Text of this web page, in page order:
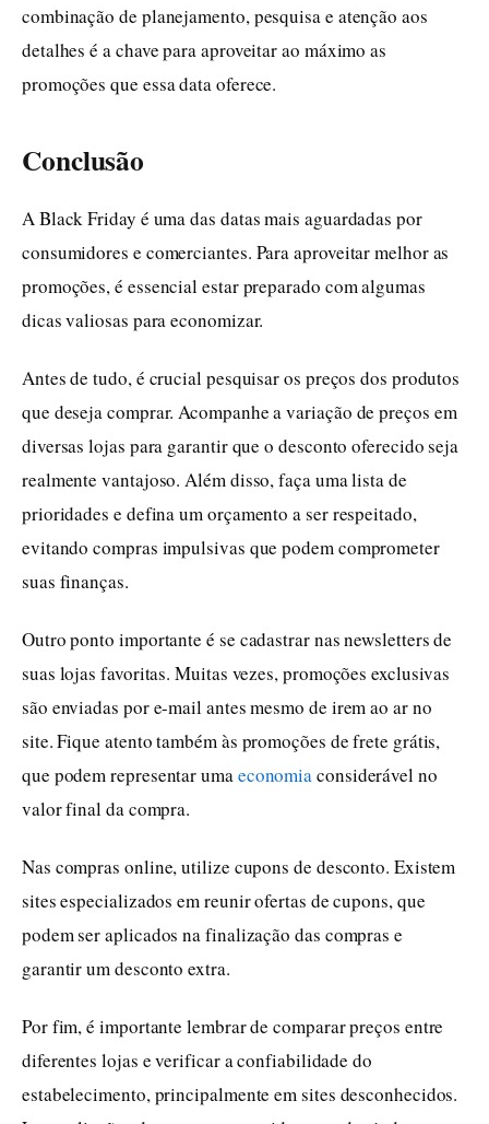
combinação de planejamento, pesquisa e atenção aos
detalhes é a chave para aproveitar ao máximo as
promoções que essa data oferece.
Conclusão
A Black Friday é uma das datas mais aguardadas por
consumidores e comerciantes. Para aproveitar melhor as
promoções, é essencial estar preparado com algumas
dicas valiosas para economizar.
Antes de tudo, é crucial pesquisar os preços dos produtos
que deseja comprar. Acompanhe a variação de preços em
diversas lojas para garantir que o desconto oferecido seja
realmente vantajoso. Além disso, faça uma lista de
prioridades e defina um orçamento a ser respeitado,
evitando compras impulsivas que podem comprometer
suas finanças.
Outro ponto importante é se cadastrar nas newsletters de
suas lojas favoritas. Muitas vezes, promoções exclusivas
são enviadas por e-mail antes mesmo de irem ao ar no
site. Fique atento também às promoções de frete grátis,
que podem representar umaeconomiaconsiderável no
valor final da compra.
Nas compras online, utilize cupons de desconto. Existem
sites especializados em reunir ofertas de cupons, que
podem ser aplicados na finalização das compras e
garantir um desconto extra.
Por fim, é importante lembrar de comparar preços entre
diferentes lojas e verificar a confiabilidade do
estabelecimento, principalmente em sites desconhecidos.